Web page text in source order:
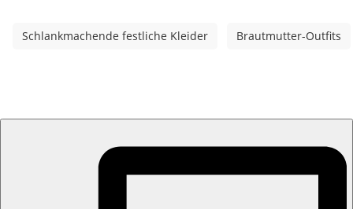
Schlankmachende festliche Kleider Brautmutter-Outfits